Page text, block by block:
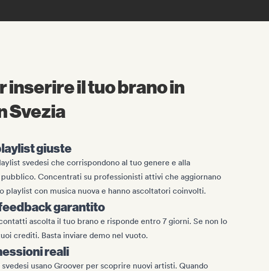
inserire il tuo brano in
Svezia
giuste
svedesi che corrispondono al tuo genere e alla
Concentrati su professionisti attivi che aggiornano
playlist con musica nuova e hanno ascoltatori coinvolti.
garantito
ascolta il tuo brano e risponde entro 7 giorni. Se non lo
crediti. Basta inviare demo nel vuoto.
reali
usano Groover per scoprire nuovi artisti. Quando